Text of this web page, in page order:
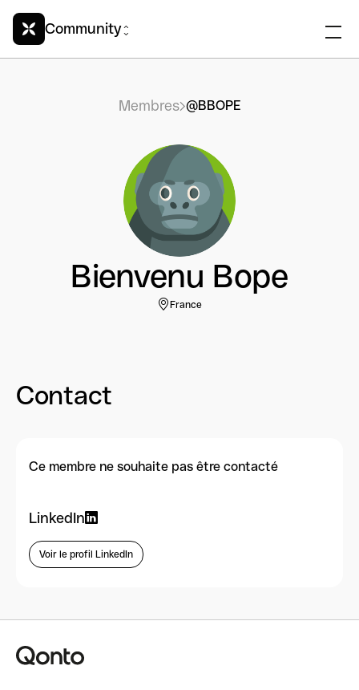
Community
Membres @BBOPE
Bienvenu Bope
France
Contact
Ce membre ne souhaite pas être contacté
LinkedIn
Voir le profil LinkedIn